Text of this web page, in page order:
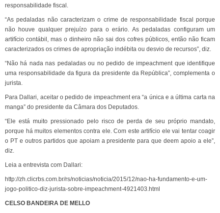
responsabilidade fiscal.
“As pedaladas não caracterizam o crime de responsabilidade fiscal porque
não houve qualquer prejuízo para o erário. As pedaladas configuram um
artifício contábil, mas o dinheiro não sai dos cofres públicos, então não ficam
caracterizados os crimes de apropriação indébita ou desvio de recursos”, diz.
“Não há nada nas pedaladas ou no pedido de impeachment que identifique
uma responsabilidade da figura da presidente da República”, complementa o
jurista.
Para Dallari, aceitar o pedido de impeachment era “a única e a última carta na
manga” do presidente da Câmara dos Deputados.
“Ele está muito pressionado pelo risco de perda de seu próprio mandato,
porque há muitos elementos contra ele. Com este artifício ele vai tentar coagir
o PT e outros partidos que apoiam a presidente para que deem apoio a ele”,
diz.
Leia a entrevista com Dallari:
http://zh.clicrbs.com.br/rs/noticias/noticia/2015/12/nao-ha-fundamento-e-um-
jogo-politico-diz-jurista-sobre-impeachment-4921403.html
CELSO BANDEIRA DE MELLO